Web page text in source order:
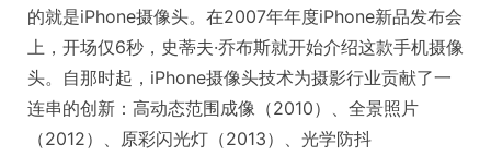
的就是iPhone摄像头。在2007年年度iPhone新品发布会
上，开场仅6秒，史蒂夫·乔布斯就开始介绍这款手机摄像
头。自那时起，iPhone摄像头技术为摄影行业贡献了一
连串的创新：高动态范围成像（2010）、全景照片
（2012）、原彩闪光灯（2013）、光学防抖